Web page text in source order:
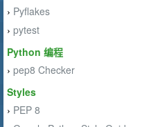
› Pyflakes
› pytest
Python 编程
› pep8 Checker
Styles
› PEP 8